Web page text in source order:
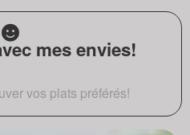
mes envies!
vos plats préférés!